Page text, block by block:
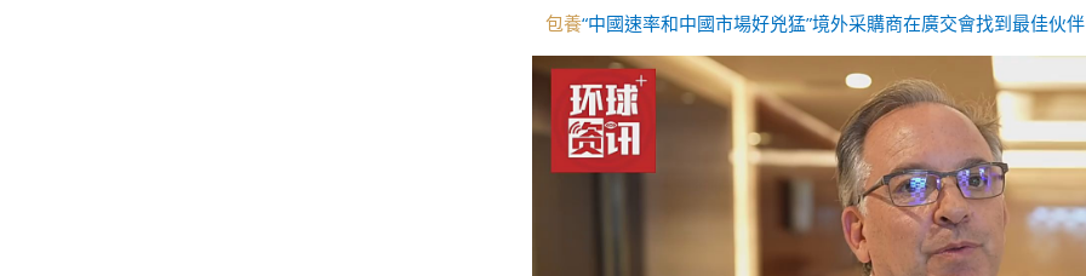
包養“中國速率和中國市場好兇猛”境外采購商在廣交會找到最佳伙伴